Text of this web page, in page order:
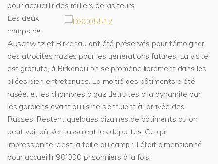
pour accueillir des milliers de visiteurs.
Les deux
camps de
Auschwitz et Birkenau ont été préservés pour témoigner
des atrocités nazies pour les générations futures. La visite
est gratuite, à Birkenau on se promène librement dans les
allées bien entretenues. La moitié des bâtiments a été
rasée, et les chambres à gaz détruites à la dynamite par
les gardiens avant qu’ils ne s’enfuient à l’arrivée des
Russes. Restent quelques dizaines de bâtiments où on
peut voir où s’entassaient les déportés. Ce qui
impressionne, c’est la taille du camp : il était dimensionné
pour accueillir 90’000 prisonniers à la fois.